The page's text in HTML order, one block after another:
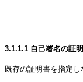
3.1.1.1 自己署名の証
既存の証明書を指定